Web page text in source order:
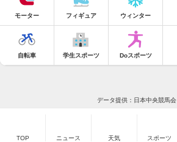
モーター フィギュア ウィンター
自転車 学生スポーツ Doスポーツ
データ提供：日本中央競馬会
TOP ニュース 天気 スポーツ